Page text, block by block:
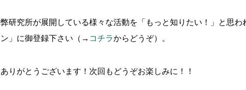
弊研究所が展開している様々な活動を「もっと知りたい！」と思
ン」に御登録下さい（→ コチラからどうぞ）。
ありがとうございます！次回もどうぞお楽しみに！！